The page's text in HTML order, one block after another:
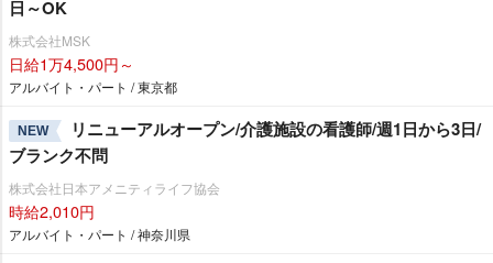
日～OK
株式会社MSK
日給1万4,500円～
アルバイト・パート / 東京都
NEW
リニューアルオープン/介護施設の看護師/週1日から3日/
ブランク不問
株式会社日本アメニティライフ協会
時給2,010円
アルバイト・パート / 神奈川県